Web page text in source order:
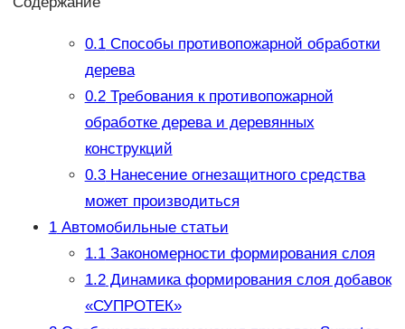
0.1Способы противопожарной обработки
дерева
0.2Требования к противопожарной
обработке дерева и деревянных
конструкций
0.3Нанесение огнезащитного средства
может производиться
1Автомобильные статьи
1.1Закономерности формирования слоя
1.2Динамика формирования слоя добавок
«СУПРОТЕК»